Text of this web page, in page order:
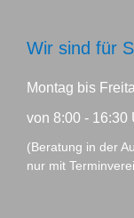
Wir sind für
Montag bis
von 8:00 - 16:30
(Beratung in der
nur mit